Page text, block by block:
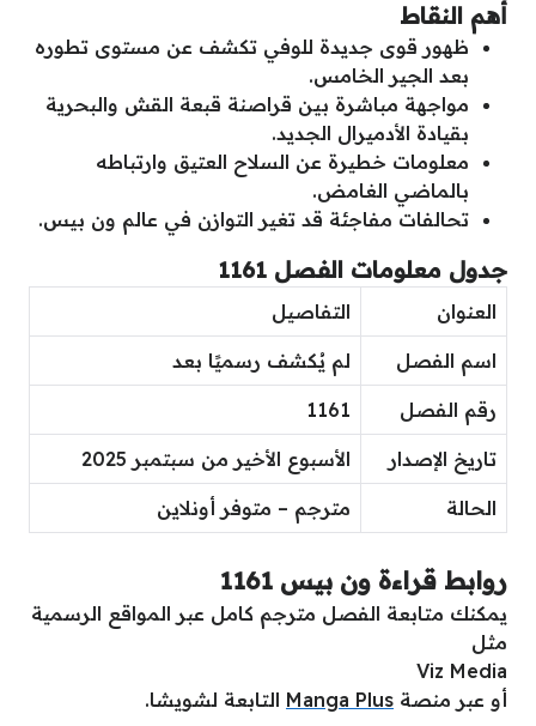
أهم النقاط
ظهور قوى جديدة للوفي تكشف عن مستوى تطوره
بعد الجير الخامس.
مواجهة مباشرة بين قراصنة قبعة القش والبحرية
بقيادة الأدميرال الجديد.
معلومات خطيرة عن السلاح العتيق وارتباطه
بالماضي الغامض.
تحالفات مفاجئة قد تغير التوازن في عالم ون بيس.
جدول معلومات الفصل 1161
العنوان التفاصيل
اسم الفصل لم يُكشف رسميًا بعد
رقم الفصل 1161
تاريخ الإصدار الأسبوع الأخير من سبتمبر 2025
الحالة مترجم – متوفر أونلاين
روابط قراءة ون بيس 1161
يمكنك متابعة الفصل مترجم كامل عبر المواقع الرسمية
مثل
Viz Media
أو عبر منصة Manga Plus التابعة لشويشا.